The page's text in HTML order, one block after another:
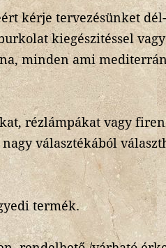
kérje tervezésünket
kiegészitéssel
minden ami
rézlámpákat vagy
választékából
termék.